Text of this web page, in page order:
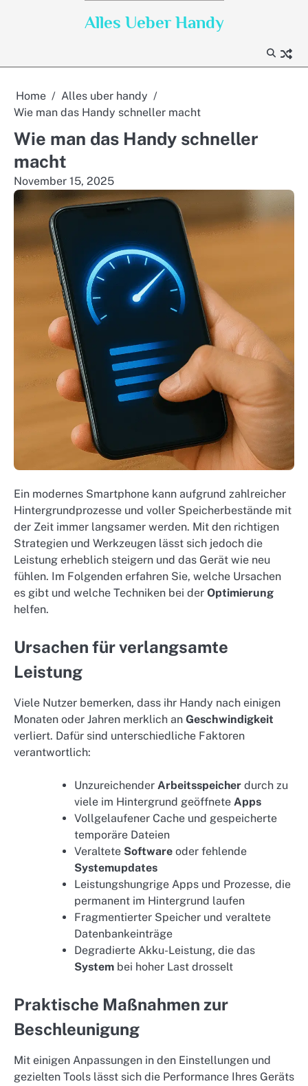
Alles Ueber Handy
Home
Alles uber handy
Wie man das Handy schneller macht
Wie man das Handy schneller
macht
November 15, 2025
Ein modernes Smartphone kann aufgrund zahlreicher
Hintergrundprozesse und voller Speicherbestände mit
der Zeit immer langsamer werden. Mit den richtigen
Strategien und Werkzeugen lässt sich jedoch die
Leistung erheblich steigern und das Gerät wie neu
fühlen. Im Folgenden erfahren Sie, welche Ursachen
es gibt und welche Techniken bei der Optimierung
helfen.
Ursachen für verlangsamte
Leistung
Viele Nutzer bemerken, dass ihr Handy nach einigen
Monaten oder Jahren merklich an Geschwindigkeit
verliert. Dafür sind unterschiedliche Faktoren
verantwortlich:
Unzureichender Arbeitsspeicher durch zu
viele im Hintergrund geöffnete Apps
Vollgelaufener Cache und gespeicherte
temporäre Dateien
Veraltete Software oder fehlende
Systemupdates
Leistungshungrige Apps und Prozesse, die
permanent im Hintergrund laufen
Fragmentierter Speicher und veraltete
Datenbankeinträge
Degradierte Akku-Leistung, die das
System bei hoher Last drosselt
Praktische Maßnahmen zur
Beschleunigung
Mit einigen Anpassungen in den Einstellungen und
gezielten Tools lässt sich die Performance Ihres Geräts